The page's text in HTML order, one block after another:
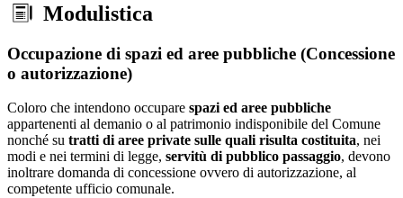
Modulistica
Occupazione di spazi ed aree pubbliche (Concessione
o autorizzazione)
Coloro che intendono occupare spazi ed aree pubbliche
appartenenti al demanio o al patrimonio indisponibile del Comune
nonché su tratti di aree private sulle quali risulta costituita, nei
modi e nei termini di legge, servitù di pubblico passaggio, devono
inoltrare domanda di concessione ovvero di autorizzazione, al
competente ufficio comunale.